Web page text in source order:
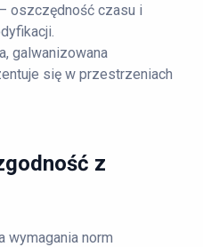
– oszczędność czasu i
galwanizowana
się w przestrzeniach
z
wymagania norm